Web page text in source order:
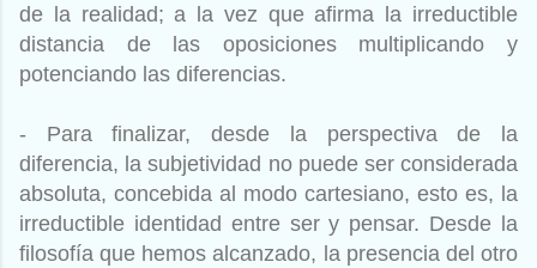
de la realidad; a la vez que afirma la irreductible
distancia de las oposiciones multiplicando y
potenciando las diferencias.
- Para finalizar, desde la perspectiva de la
diferencia, la subjetividad no puede ser considerada
absoluta, concebida al modo cartesiano, esto es, la
irreductible identidad entre ser y pensar. Desde la
filosofía que hemos alcanzado, la presencia del otro